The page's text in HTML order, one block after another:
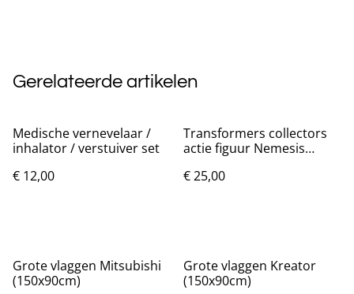
Gerelateerde artikelen
Medische vernevelaar /
inhalator / verstuiver set
€ 12,00
Transformers collectors
actie figuur Nemesis
€ 25,00
Grote vlaggen Mitsubishi
(150x90cm)
Grote vlaggen Kreator
(150x90cm)